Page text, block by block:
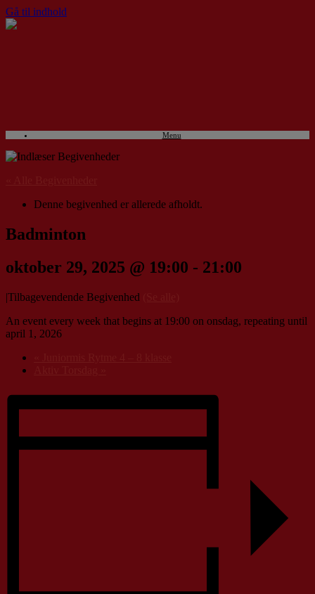
Gå til indhold
Menu
Denne begivenhed er allerede afholdt.
Badminton
oktober 29, 2025 @ 19:00 - 21:00
|Tilbagevendende Begivenhed
An event every week that begins at 19:00 on onsdag, repeating until
april 1, 2026